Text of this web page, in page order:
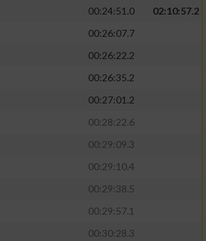
00:24:51.0
02:10:57.2
00:26:07.7
00:26:22.2
00:26:35.2
00:27:01.2
00:28:22.6
00:29:09.3
00:29:10.4
00:29:38.5
00:29:57.1
00:30:28.3